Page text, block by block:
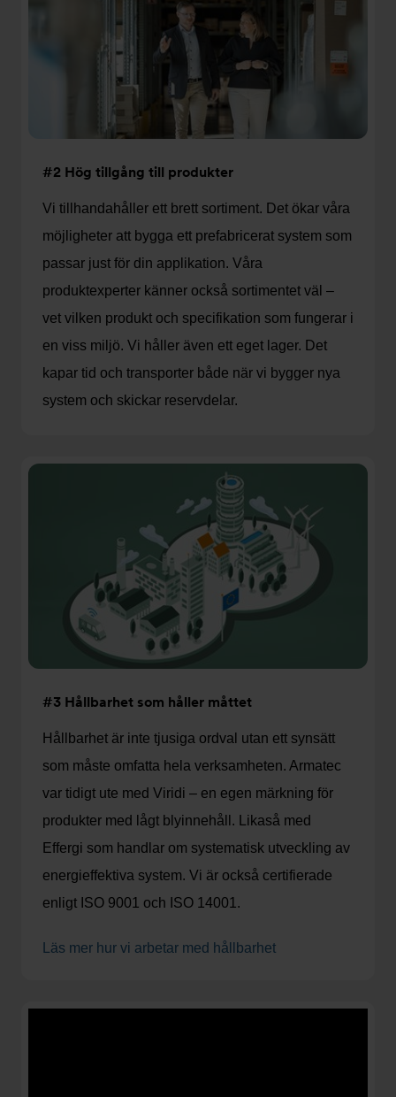
#2 Hög tillgång till produkter
Vi tillhandahåller ett brett sortiment. Det ökar våra
möjligheter att bygga ett prefabricerat system som
passar just för din applikation. Våra
produktexperter känner också sortimentet väl –
vet vilken produkt och specifikation som fungerar i
en viss miljö. Vi håller även ett eget lager. Det
kapar tid och transporter både när vi bygger nya
system och skickar reservdelar.
#3 Hållbarhet som håller måttet
Hållbarhet är inte tjusiga ordval utan ett synsätt
som måste omfatta hela verksamheten. Armatec
var tidigt ute med Viridi – en egen märkning för
produkter med lågt blyinnehåll. Likaså med
Effergi som handlar om systematisk utveckling av
energieffektiva system. Vi är också certifierade
enligt ISO 9001 och ISO 14001.
Läs mer hur vi arbetar med hållbarhet